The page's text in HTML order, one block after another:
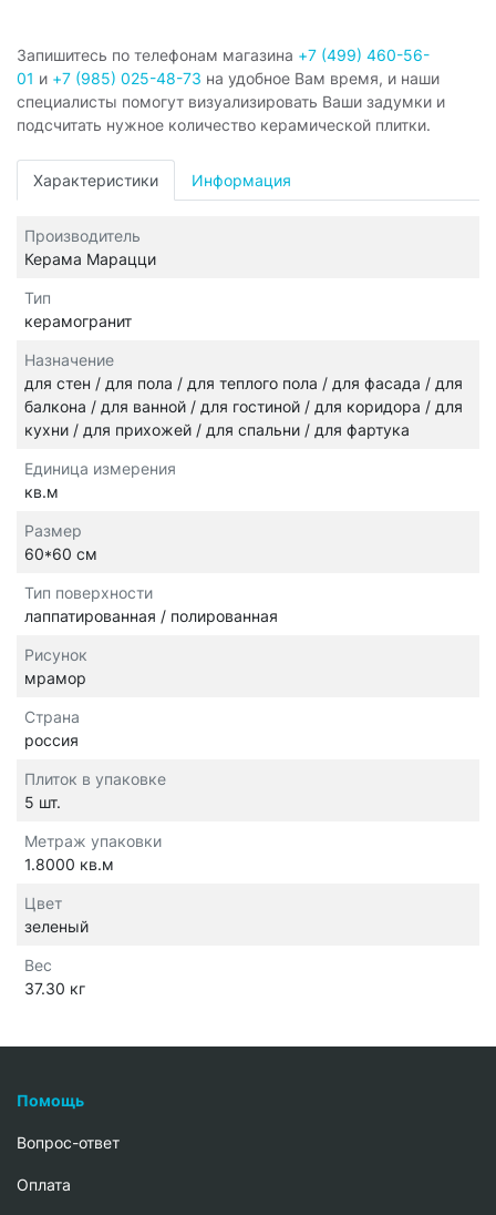
Запишитесь по телефонам магазина +7 (499) 460-56-
01 и +7 (985) 025-48-73 на удобное Вам время, и наши
специалисты помогут визуализировать Ваши задумки и
подсчитать нужное количество керамической плитки.
Характеристики Информация
Производитель
Керама Марацци
Тип
керамогранит
Назначение
для стен / для пола / для теплого пола / для фасада / для
балкона / для ванной / для гостиной / для коридора / для
кухни / для прихожей / для спальни / для фартука
Единица измерения
кв.м
Размер
60*60 см
Тип поверхности
лаппатированная / полированная
Рисунок
мрамор
Страна
россия
Плиток в упаковке
5 шт.
Метраж упаковки
1.8000 кв.м
Цвет
зеленый
Вес
37.30 кг
Помощь
Вопрос-ответ
Oплата